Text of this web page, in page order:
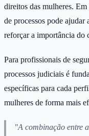
direitos das mulheres.
de processos pode ajudar
reforçar a importância do
Para profissionais de
processos judiciais é
específicas para cada
mulheres de forma mais
"A combinação entre